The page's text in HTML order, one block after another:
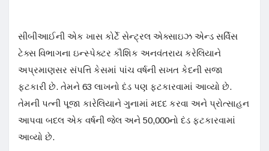
સીબીઆઈની એક ખાસ કોર્ટે સેન્ટ્રલ એક્સાઇઝ એન્ડ સર્વિસ
ટેક્સ વિભાગના ઇન્સ્પેક્ટર કૌશિક અનવંતરાય કરેલિયાને
અપ્રમાણસર સંપત્તિ કેસમાં પાંચ વર્ષની સખત કેદની સજા
ફટકારી છે. તેમને 63 લાખનો દંડ પણ ફટકારવામાં આવ્યો છે.
તેમની પત્ની પૂજા કારેલિયાને ગુનામાં મદદ કરવા અને પ્રોત્સાહન
આપવા બદલ એક વર્ષની જેલ અને 50,000નો દંડ ફટકારવામાં
આવ્યો છે.